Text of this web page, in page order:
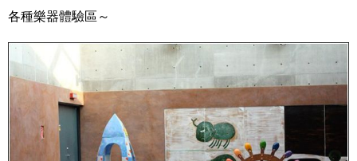
各種樂器體驗區～